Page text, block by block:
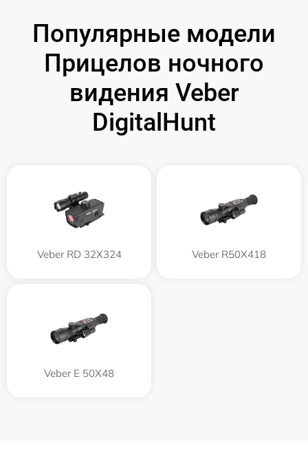
Популярные модели
Прицелов ночного
видения Veber
DigitalHunt
Veber RD 32X324 Veber R50X418
Veber E 50X48